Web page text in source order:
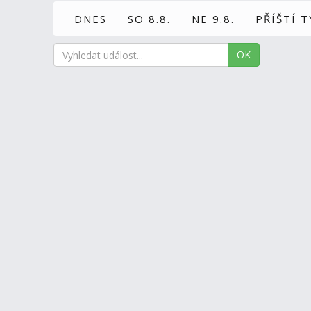
DNES SO 8.8. NE 9.8. PŘÍŠTÍ
OK